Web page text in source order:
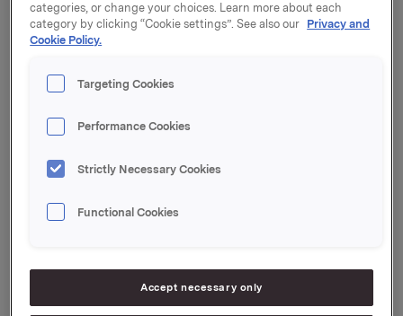
- Den nye anodefabrikken viser at industrien har vilje
til å tenke og satse miljøvennlig. Lokal, norsk
klimautviklingen. Den økte etterspørselen etter
aluminium kommer blant annet av behovet for å
gjøre transportmidler lettere med lavere klimautslipp,
sier adm. dir. John G. Thuestad i Elkem.
Fabrikken, som er et samarbeidsprosjekt mellom
første anodene til Elkem Aluminium Mosjøen. I
denne fabrikken redusere sine
produksjonskostnader betraktelig og styrke sin
categories, or change your choices. Learn more about each
category by clicking “Cookie settings”. See also our Privacy and
Cookie Policy.
Targeting Cookies
Performance Cookies
Strictly Necessary Cookies
Functional Cookies
Accept necessary only